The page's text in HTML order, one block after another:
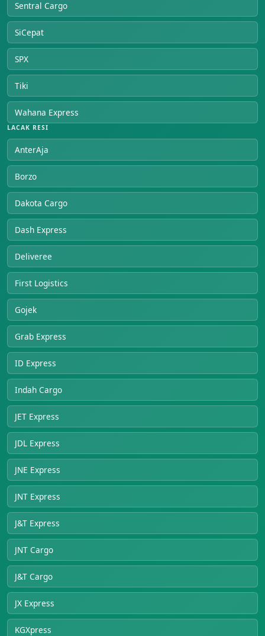
Sentral Cargo
SiCepat
SPX
Tiki
Wahana Express
LACAK RESI
AnterAja
Borzo
Dakota Cargo
Dash Express
Deliveree
First Logistics
Gojek
Grab Express
ID Express
Indah Cargo
JET Express
JDL Express
JNE Express
JNT Express
J&T Express
JNT Cargo
J&T Cargo
JX Express
KGXpress